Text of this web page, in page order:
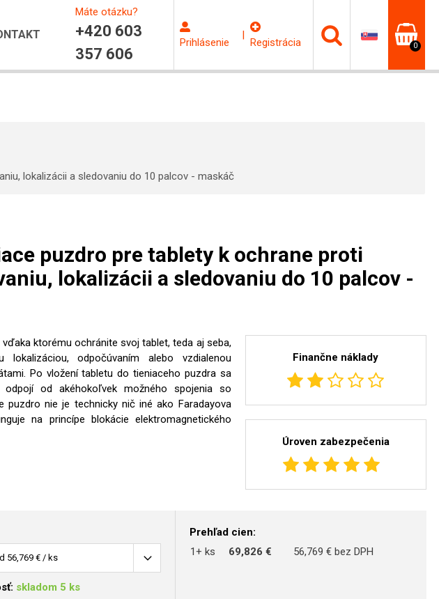
Máte otázku?
+420 603
357 606
Prihlásenie
|
Registrácia 0
lokalizácii a sledovaniu do 10 palcov - maskáč
puzdro pre tablety k ochrane proti
lokalizácii a sledovaniu do 10 palcov -
ktorému ochránite svoj tablet, teda aj seba,
lokalizáciou, odpočúvaním alebo vzdialenou
Po vložení tabletu do tieniaceho puzdra sa
odpojí od akéhokoľvek možného spojenia so
puzdro nie je technicky nič iné ako Faradayova
na princípe blokácie elektromagnetického
Finančne náklady
Úroven zabezpečenia
skladom 5 ks
Prehľad cien:
1+ ks
69,826 € 56,769 € bez DPH